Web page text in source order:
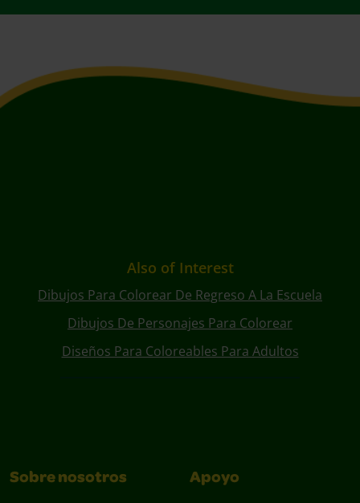
Also of Interest
Dibujos Para Colorear De Regreso A La Escuela
Dibujos De Personajes Para Colorear
Diseños Para Coloreables Para Adultos
Sobre nosotros Apoyo